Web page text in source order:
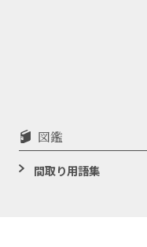
図鑑
間取り用語集